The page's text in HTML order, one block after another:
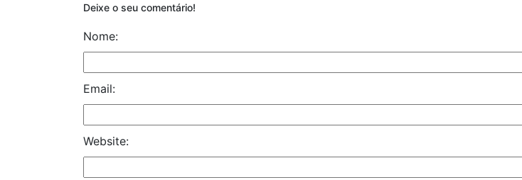
Deixe o seu comentário!
Nome:
Email:
Website: